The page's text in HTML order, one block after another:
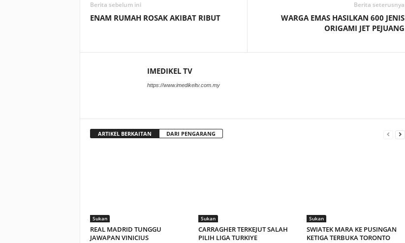
Berita sebelum ini
ENAM RUMAH ROSAK AKIBAT RIBUT
Berita seterusnya
WARGA EMAS HASILKAN 600 JENIS
ORIGAMI JET PEJUANG
IMEDIKEL TV
https://www.imedikeltv.com.my
ARTIKEL BERKAITAN DARI PENGARANG
Sukan
REAL MADRID TUNGGU
JAWAPAN VINICIUS
Sukan
CARRAGHER TERKEJUT SALAH
PILIH LIGA TURKIYE
Sukan
SWIATEK MARA KE PUSINGAN
KETIGA TERBUKA TORONTO